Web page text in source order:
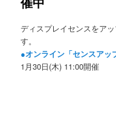
ディスプレイセンスをア
す。
●オンライン「センスアッ
1月30日(木) 11:00開催